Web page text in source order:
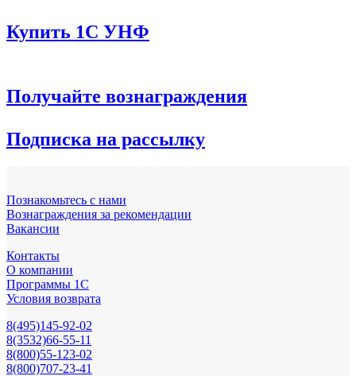
Купить 1С УНФ
Получайте вознаграждения
Подписка на рассылку
Познакомьтесь с нами
Вознаграждения за рекомендации
Вакансии
Контакты
О компании
Программы 1С
Условия возврата
8(495)145-92-02
8(3532)66-55-11
8(800)55-123-02
8(800)707-23-41